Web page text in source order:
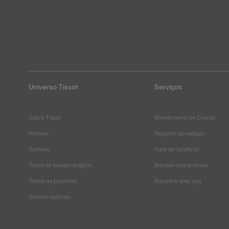
Universo Tissot
Sobre Tissot
Homem
Senhora
Todos os nossos relógios
Todas as pulseiras
Últimas notícias
Serviços
Atendimento ao Cliente
Registre um relógio
Pare de falsificar
Brindes corporativos
Encontre uma loja